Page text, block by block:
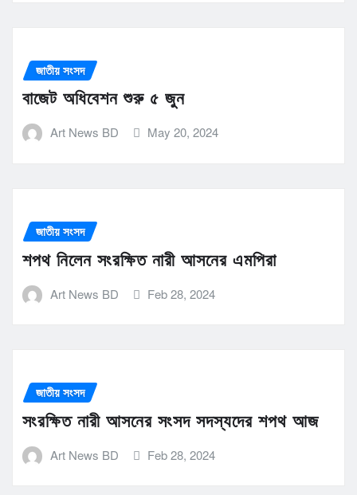
জাতীয় সংসদ
বাজেট অধিবেশন শুরু ৫ জুন
Art News BD May 20, 2024
জাতীয় সংসদ
শপথ নিলেন সংরক্ষিত নারী আসনের এমপিরা
Art News BD Feb 28, 2024
জাতীয় সংসদ
সংরক্ষিত নারী আসনের সংসদ সদস্যদের শপথ আজ
Art News BD Feb 28, 2024